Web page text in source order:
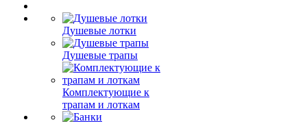
Душевые лотки
Душевые трапы
Комплектующие к
трапам и лоткам